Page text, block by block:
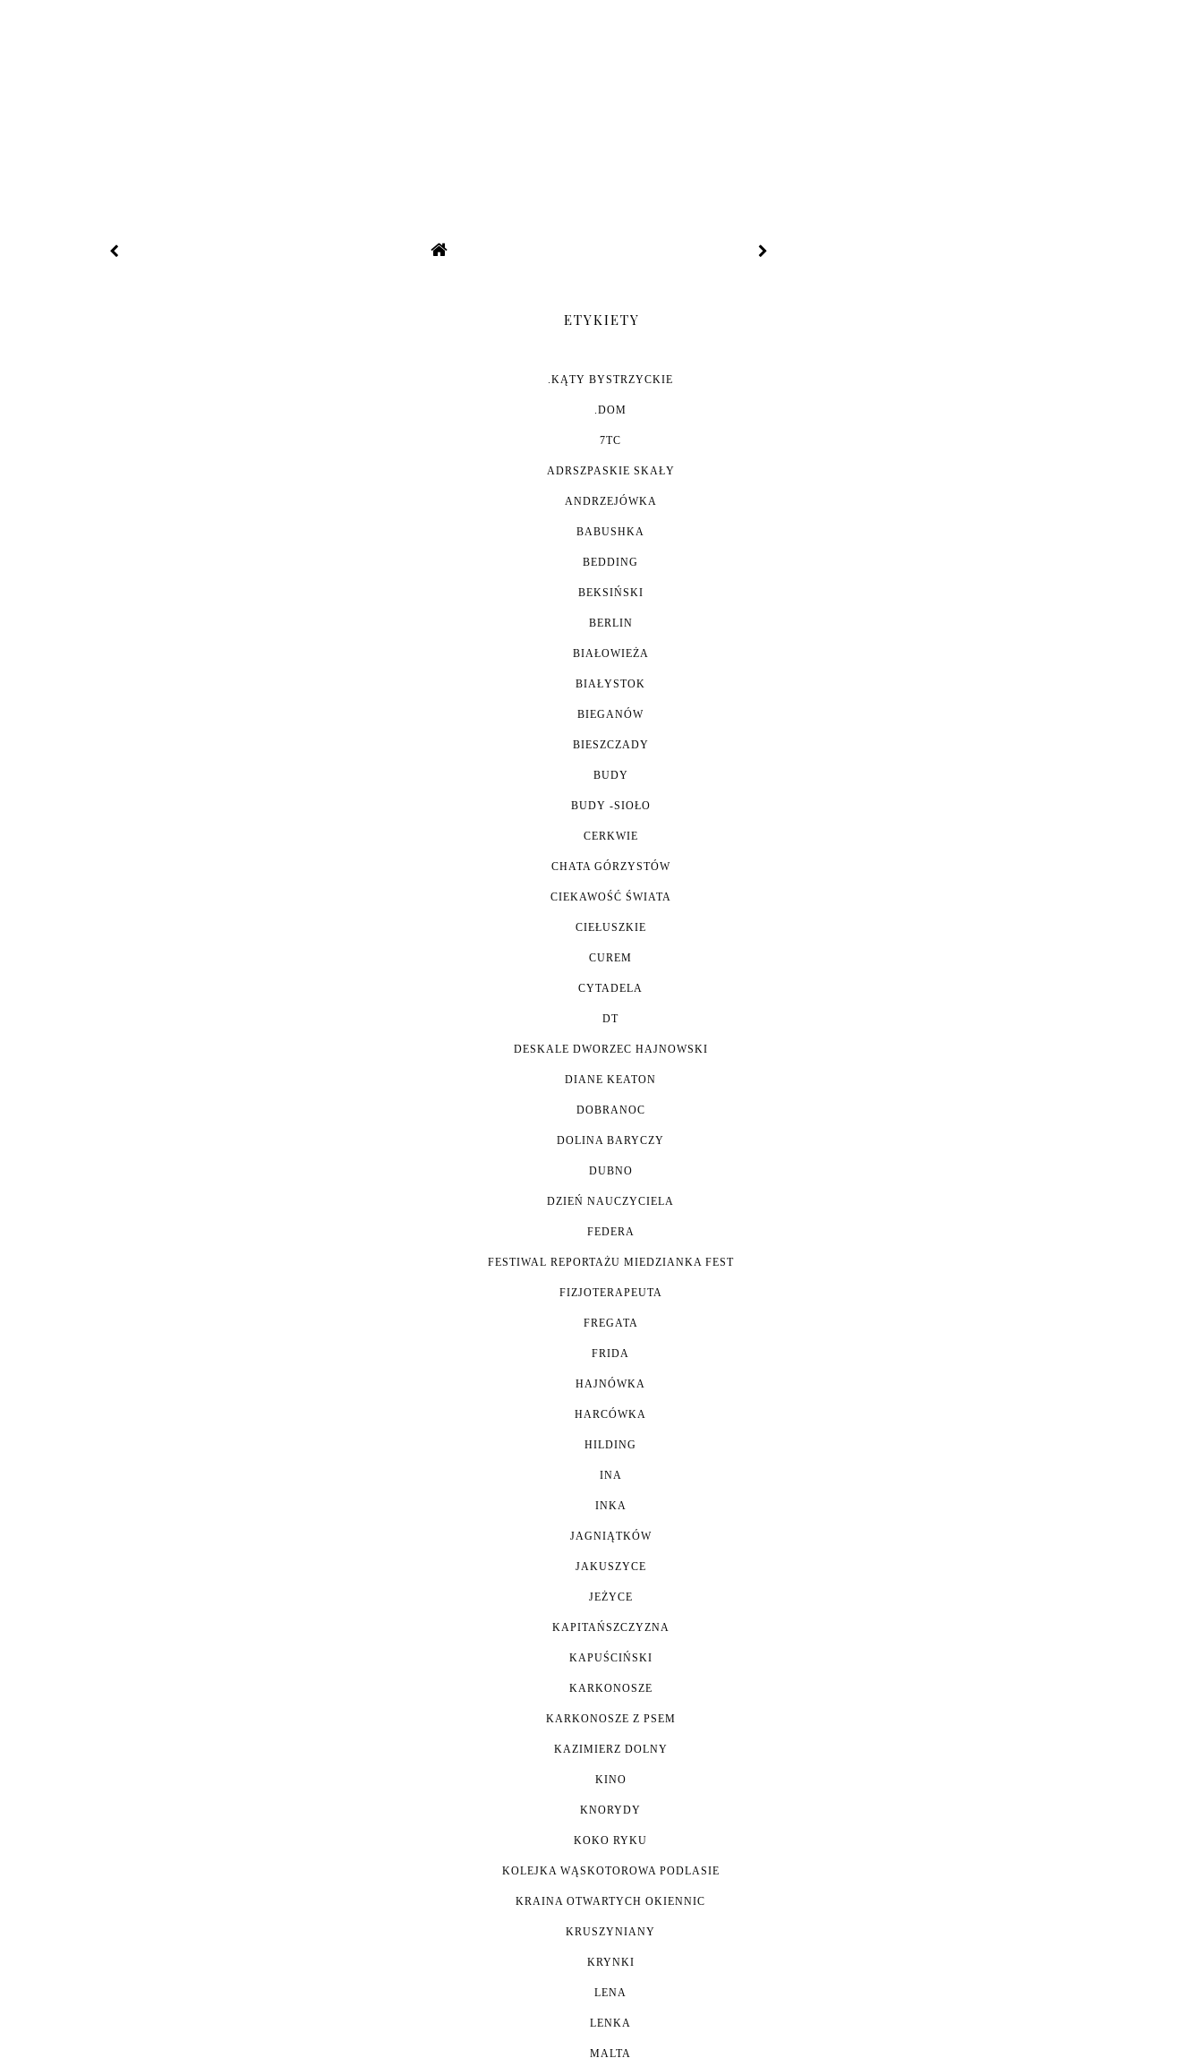
ETYKIETY
.KĄTY BYSTRZYCKIE
.DOM
7TC
ADRSZPASKIE SKAŁY
ANDRZEJÓWKA
BABUSHKA
BEDDING
BEKSIŃSKI
BERLIN
BIAŁOWIEŻA
BIAŁYSTOK
BIEGANÓW
BIESZCZADY
BUDY
BUDY -SIOŁO
CERKWIE
CHATA GÓRZYSTÓW
CIEKAWOŚĆ ŚWIATA
CIEŁUSZKIE
CUREM
CYTADELA
DT
DESKALE DWORZEC HAJNOWSKI
DIANE KEATON
DOBRANOC
DOLINA BARYCZY
DUBNO
DZIEŃ NAUCZYCIELA
FEDERA
FESTIWAL REPORTAŻU MIEDZIANKA FEST
FIZJOTERAPEUTA
FREGATA
FRIDA
HAJNÓWKA
HARCÓWKA
HILDING
INA
INKA
JAGNIĄTKÓW
JAKUSZYCE
JEŻYCE
KAPITAŃSZCZYZNA
KAPUŚCIŃSKI
KARKONOSZE
KARKONOSZE Z PSEM
KAZIMIERZ DOLNY
KINO
KNORYDY
KOKO RYKU
KOLEJKA WĄSKOTOROWA PODLASIE
KRAINA OTWARTYCH OKIENNIC
KRUSZYNIANY
KRYNKI
LENA
LENKA
MALTA